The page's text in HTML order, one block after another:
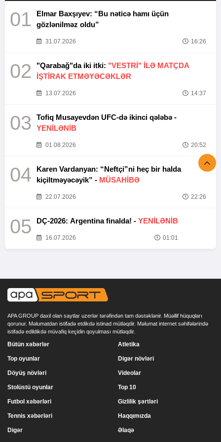
01
Elmar Baxşıyev: “Bu nəticə hamı üçün
gözlənilməz oldu”
31.07.2026 16:26
02 "Qarabağ"da iki itki: "VESTRİ" İLƏ MATÇDA
İŞTİRAK ETMƏYƏCƏKLƏR
13.07.2026 14:37
03
Tofiq Musayevdən UFC-də ikinci qələbə -
YENİLƏNİB
01.08.2026 20:52
04
Karen Vardanyan: “Neftçi”ni heç bir halda
kiçiltməyəcəyik” - MÜSAHİBƏ
22.07.2026 22:26
05 DÇ-2026: Argentina finalda! - YENİLƏNİB
16.07.2026 01:01
APA GROUP daxil olan saytlar uzerlər tərəfindən tam dəstəklənir. Müəllif hüquqları
qorunur. Məlumatdan istifadə etdikdə istinad mütləqdir. Məlumat internet səhifələrində
istifadə edildikdə müvafiq keçidin qoyulması mütləqdir.
Bütün xəbərlər
Top oyunlar
Döyüş növləri
Stolüstü oyunlar
Atletika
Digər növləri
Videolar
Top 10
Futbol xəbərləri
Tennis xəbərləri
Digər
Gizlilik şərtləri
Haqqımızda
Əlaqə